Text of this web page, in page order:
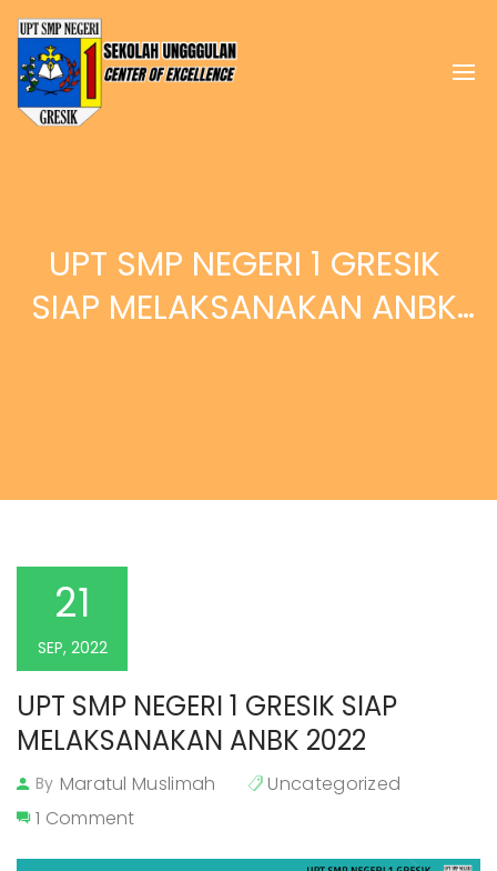
UPT SMP NEGERI 1 GRESIK
SIAP MELAKSANAKAN ANBK
UPT SMP NEGERI 1 GRESIK SIAP
MELAKSANAKAN ANBK 2022
By Maratul Muslimah
Uncategorized
1 Comment
21
SEP, 2022